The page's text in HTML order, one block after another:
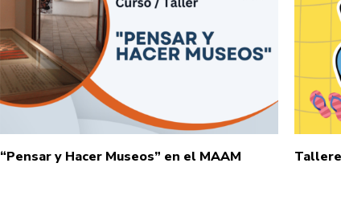
“Pensar y Hacer Museos” en el MAAM